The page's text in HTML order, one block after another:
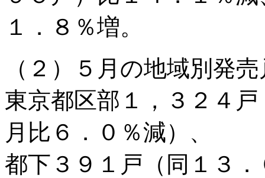
１．８％増。
（２）５月の地域別発
東京都区部１，３２４
月比６．０％減）、
都下３９１戸（同１３